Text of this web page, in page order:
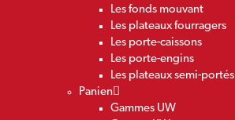
Les fonds mouvant
Les plateaux fourragers
Les porte-caissons
Les porte-engins
Les plateaux semi-portés
Panien
Gammes UW